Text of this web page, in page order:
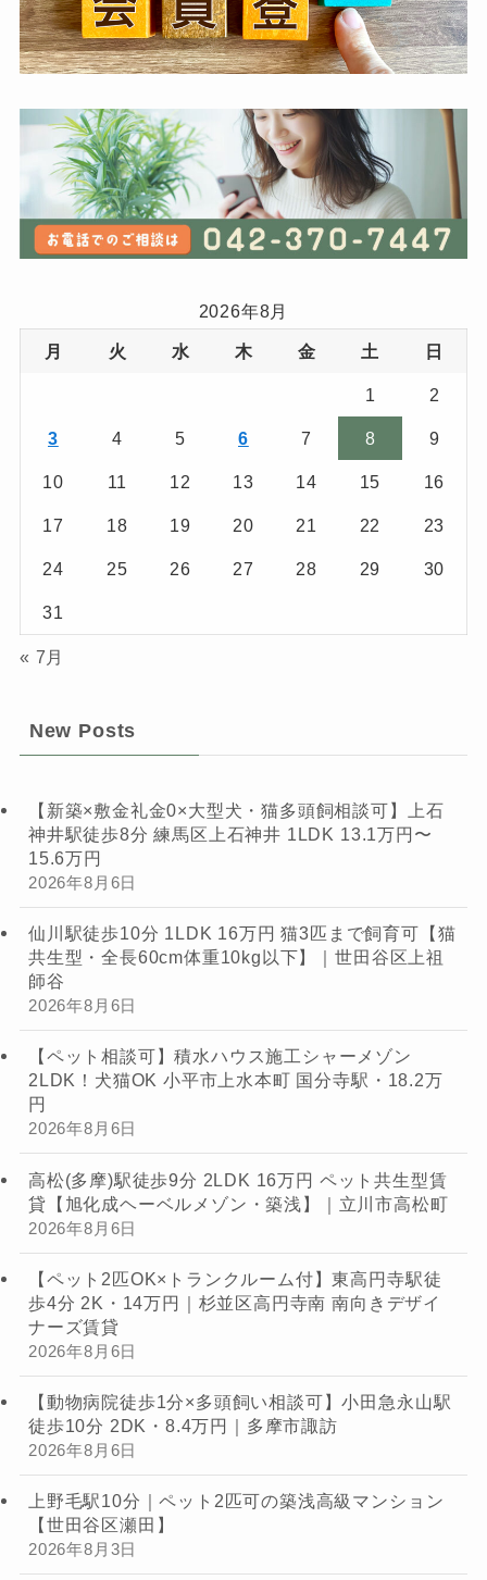
2026年8月
月 火 水 木 金 土 日
1 2
3 4 5 6 7 8 9
10 11 12 13 14 15 16
17 18 19 20 21 22 23
24 25 26 27 28 29 30
31
« 7月
New Posts
【新築×敷金礼金0×大型犬・猫多頭飼相談可】上石
神井駅徒歩8分 練馬区上石神井 1LDK 13.1万円〜
15.6万円
2026年8月6日
仙川駅徒歩10分 1LDK 16万円 猫3匹まで飼育可【猫
共生型・全長60cm体重10kg以下】｜世田谷区上祖
師谷
2026年8月6日
【ペット相談可】積水ハウス施工シャーメゾン
2LDK！犬猫OK 小平市上水本町 国分寺駅・18.2万
円
2026年8月6日
高松(多摩)駅徒歩9分 2LDK 16万円 ペット共生型賃
貸【旭化成ヘーベルメゾン・築浅】｜立川市高松町
2026年8月6日
【ペット2匹OK×トランクルーム付】東高円寺駅徒
歩4分 2K・14万円｜杉並区高円寺南 南向きデザイ
ナーズ賃貸
2026年8月6日
【動物病院徒歩1分×多頭飼い相談可】小田急永山駅
徒歩10分 2DK・8.4万円｜多摩市諏訪
2026年8月6日
上野毛駅10分｜ペット2匹可の築浅高級マンション
【世田谷区瀬田】
2026年8月3日